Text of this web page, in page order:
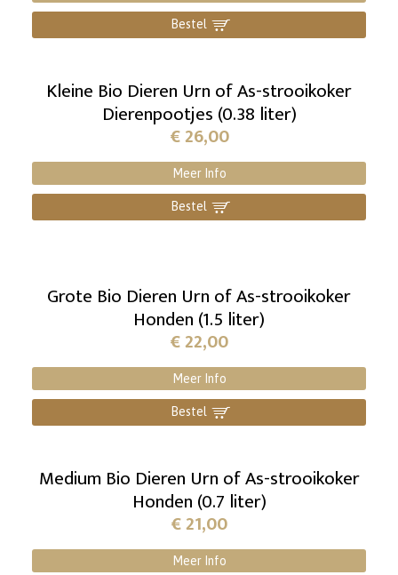
Bestel ]
Kleine Bio Dieren Urn of As-strooikoker
Dierenpootjes (0.38 liter)
€26,00
Meer Info
Bestel ]
Grote Bio Dieren Urn of As-strooikoker
Honden (1.5 liter)
€22,00
Meer Info
Bestel ]
Medium Bio Dieren Urn of As-strooikoker
Honden (0.7 liter)
€21,00
Meer Info